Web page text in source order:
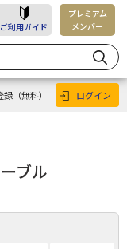
ご利用ガイド
プレミアム
メンバー
録 （無料） ログイン
ブル